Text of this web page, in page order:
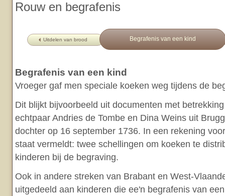
Rouw en begrafenis
Uitdelen van brood Begrafenis van een kind
Begrafenis van een kind
Vroeger gaf men speciale koeken weg tijdens de
Dit blijkt bijvoorbeeld uit documenten met
echtpaar Andries de Tombe en Dina Weins uit
dochter op 16 september 1736. In een rekening
staat vermeldt: twee schellingen om koeken te
kinderen bij de begraving.
Ook in andere streken van Brabant en West-
uitgedeeld aan kinderen die ee'n begrafenis van